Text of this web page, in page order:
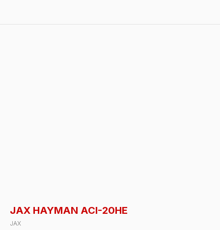
JAX HAYMAN ACI-20HE
JAX